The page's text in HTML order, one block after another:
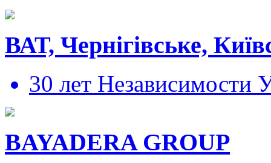
ВАТ, Чернігівське,
30 лет Независимости
BAYADERA GROUP